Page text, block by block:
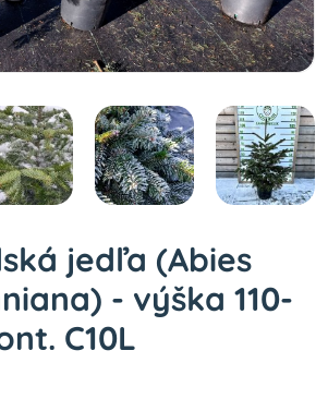
jedľa (Abies
- výška 110-
C10L